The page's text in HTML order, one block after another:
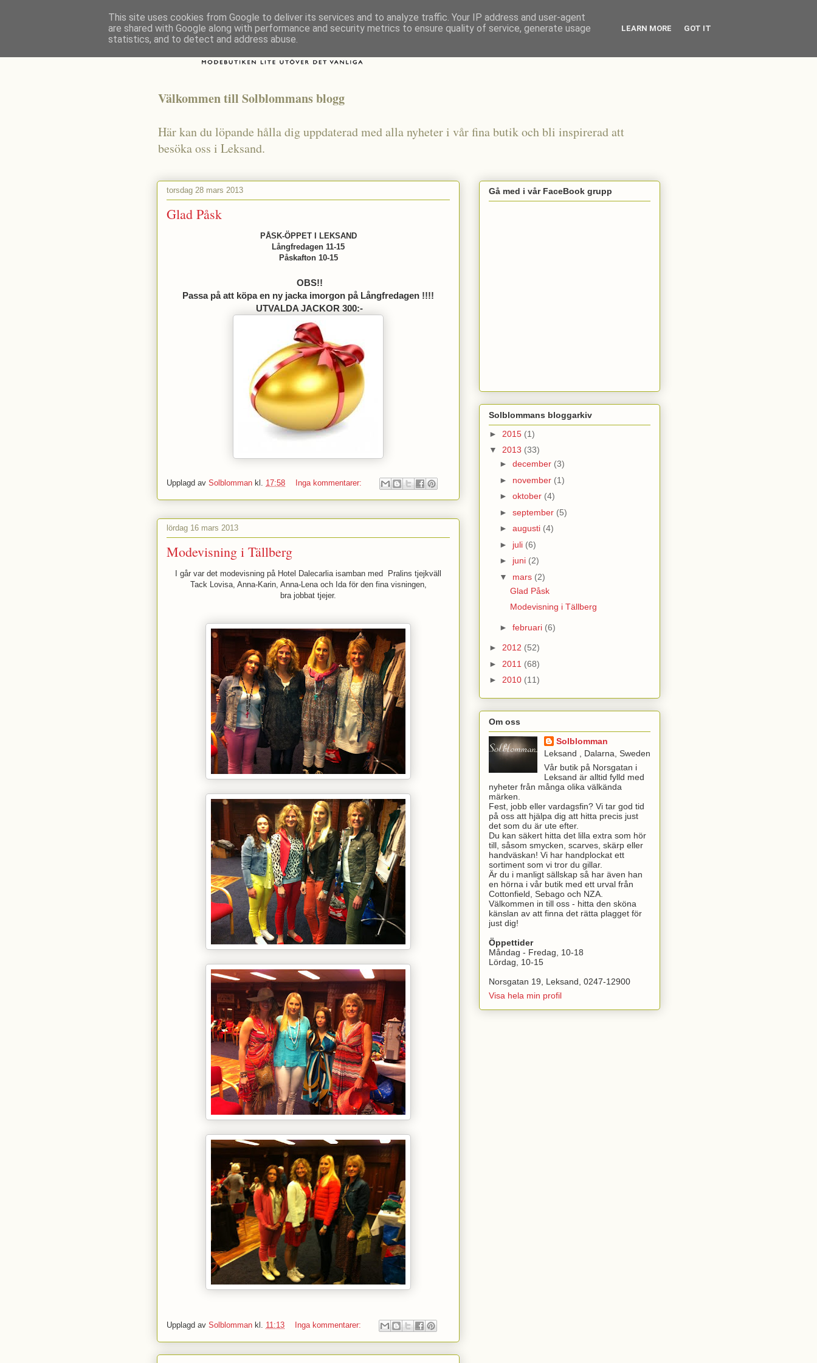
Välkommen till Solblommans blogg
Här kan du löpande hålla dig uppdaterad med alla nyheter i vår fina butik och bli inspirerad att
besöka oss i Leksand.
torsdag 28 mars 2013
Glad Påsk
PÅSK-ÖPPET I LEKSAND
Långfredagen 11-15
Påskafton 10-15
OBS!!
Passa på att köpa en ny jacka imorgon på Långfredagen !!!!
UTVALDA JACKOR 300:-
Upplagd av Solblomman kl. 17:58 Inga kommentarer:
lördag 16 mars 2013
Modevisning i Tällberg
I går var det modevisning på Hotel Dalecarlia isamban med Pralins tjejkväll
Tack Lovisa, Anna-Karin, Anna-Lena och Ida för den fina visningen,
bra jobbat tjejer.
Upplagd av Solblomman kl. 11:13 Inga kommentarer:
Gå med i vår FaceBook grupp
Solblommans bloggarkiv
► 2015 (1)
▼ 2013 (33)
► december (3)
► november (1)
► oktober (4)
► september (5)
► augusti (4)
► juli (6)
► juni (2)
▼ mars (2)
Glad Påsk
Modevisning i Tällberg
► februari (6)
► 2012 (52)
► 2011 (68)
► 2010 (11)
Om oss
Solblomman
Leksand , Dalarna, Sweden
Vår butik på Norsgatan i
Leksand är alltid fylld med
nyheter från många olika välkända
märken.
Fest, jobb eller vardagsfin? Vi tar god tid
på oss att hjälpa dig att hitta precis just
det som du är ute efter.
Du kan säkert hitta det lilla extra som hör
till, såsom smycken, scarves, skärp eller
handväskan! Vi har handplockat ett
sortiment som vi tror du gillar.
Är du i manligt sällskap så har även han
en hörna i vår butik med ett urval från
Cottonfield, Sebago och NZA.
Välkommen in till oss - hitta den sköna
känslan av att finna det rätta plagget för
just dig!
Öppettider
Måndag - Fredag, 10-18
Lördag, 10-15
Norsgatan 19, Leksand, 0247-12900
Visa hela min profil
This site uses cookies from Google to deliver its services and to analyze traffic. Your IP address and user-agent
are shared with Google along with performance and security metrics to ensure quality of service, generate usage
statistics, and to detect and address abuse.
LEARN MORE GOT IT